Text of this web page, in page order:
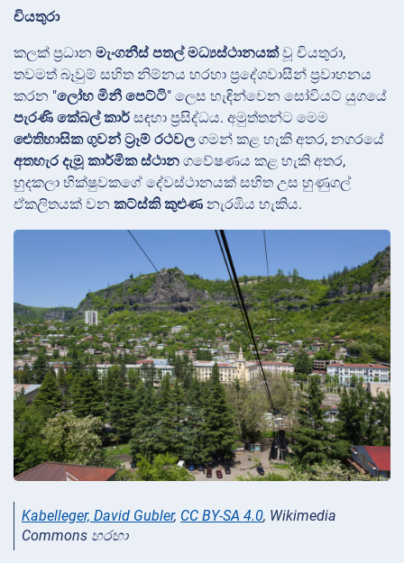
චියතුරා
කලක් ප්‍රධාන මැංගනීස් පතල් මධ්‍යස්ථානයක්වූ චියතුරා,
තවමත් බෑවුම් සහිත නිම්නය හරහා ප්‍රදේශවාසීන් ප්‍රවාහනය
කරන "ලෝහ මිනී පෙට්ටි" ලෙස හැඳින්වෙන සෝවියට් යුගයේ
පැරණි කේබල් කාර් සඳහා ප්‍රසිද්ධය. අමුත්තන්ට මෙම
ඓතිහාසික ගුවන් ට්‍රෑම් රථවලගමන් කළ හැකි අතර, නගරයේ
අතහැර දැමූ කාර්මික ස්ථාන ගවේෂණය කළ හැකි අතර,
හුදකලා භික්ෂුවකගේ දේවස්ථානයක් සහිත උස හුණුගල්
ඒකලිතයක් වන කට්ස්කි කුළුණ නැරඹිය හැකිය.
Kabelleger, David Gubler, CC BY-SA 4.0, Wikimedia
Commons හරහා